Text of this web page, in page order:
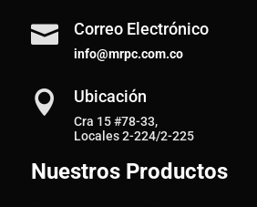
 Correo Electrónico
info@mrpc.com.co
 Ubicación
Cra 15 #78-33,
Locales 2-224/2-225
Nuestros Productos